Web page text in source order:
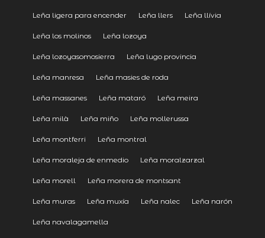
Leña ligera para encender Leña llers Leña llívia
Leña los molinos Leña lozoya
Leña lozoyasomosierra Leña lugo provincia
Leña manresa Leña masies de roda
Leña massanes Leña mataró Leña meira
Leña milà Leña miño Leña mollerussa
Leña montferri Leña montral
Leña moraleja de enmedio Leña moralzarzal
Leña morell Leña morera de montsant
Leña muras Leña muxía Leña nalec Leña narón
Leña navalagamella